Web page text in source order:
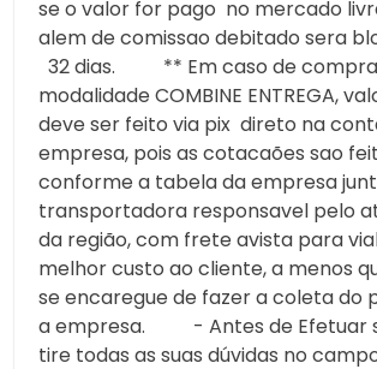
se o valor for pago no mercado
alem de comissao debitado sera
32 dias. ** Em caso de
modalidade COMBINE ENTREGA,
deve ser feito via pix direto na
empresa, pois as cotacaões sao
conforme a tabela da empresa
transportadora responsavel pelo
da região, com frete avista para
melhor custo ao cliente, a menos
se encaregue de fazer a coleta do
a empresa. - Antes de Efetuar
tire todas as suas dúvidas no